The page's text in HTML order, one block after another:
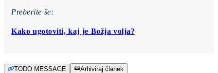
Preberite še:
Kako ugotoviti, kaj je Božja volja?
TODO MESSAGE Arhiviraj članek